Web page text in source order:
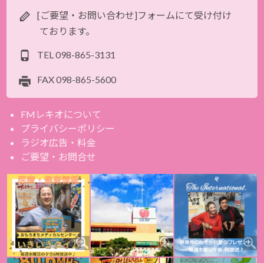
[ご要望・お問い合わせ]フォームにて受け付け
ております。
TEL 098-865-3131
FAX098-865-5600
FMレキオについて
プライバシーポリシー
ラジオ広告・料金
ご要望・お問合せ